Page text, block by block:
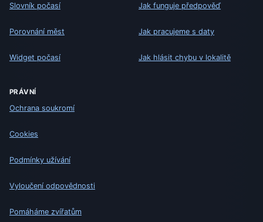
Slovník počasí
Porovnání měst
Widget počasí
Jak funguje předpověď
Jak pracujeme s daty
Jak hlásit chybu v lokalitě
PRÁVNÍ
Ochrana soukromí
Cookies
Podmínky užívání
Vyloučení odpovědnosti
Pomáháme zvířatům